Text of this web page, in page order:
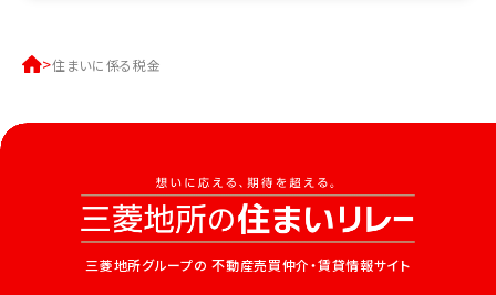
住まいに係る税金
三菱地所グループの 不動産売買仲介・賃貸情報サイト